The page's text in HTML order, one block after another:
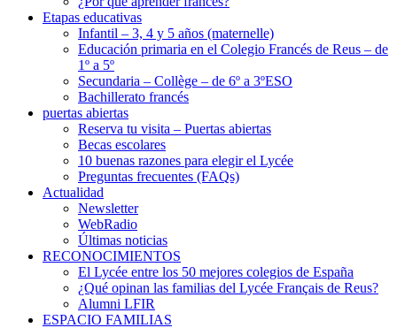
Etapas educativas
Infantil – 3, 4 y 5 años (maternelle)
Educación primaria en el Colegio Francés de Reus – de
1º a 5º
Secundaria – Collège – de 6º a 3ºESO
Bachillerato francés
puertas abiertas
Reserva tu visita – Puertas abiertas
Becas escolares
10 buenas razones para elegir el Lycée
Preguntas frecuentes (FAQs)
Actualidad
Newsletter
WebRadio
Últimas noticias
RECONOCIMIENTOS
El Lycée entre los 50 mejores colegios de España
¿Qué opinan las familias del Lycée Français de Reus?
Alumni LFIR
ESPACIO FAMILIAS